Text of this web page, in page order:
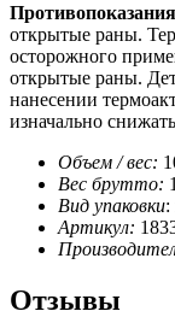
открытые раны.
осторожного
открытые раны.
нанесении
изначально
Объем / вес:
Вес брутто:
Вид упаковки:
Артикул:
Отзывы